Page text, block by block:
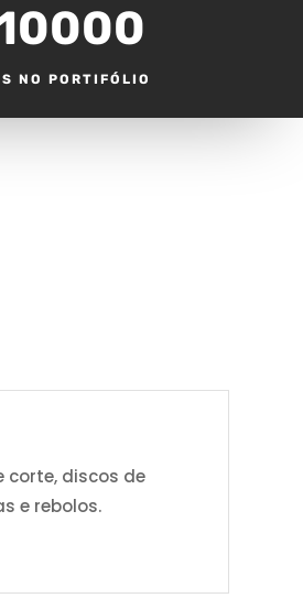
NO PORTIFÓLIO
corte, discos de
e rebolos.